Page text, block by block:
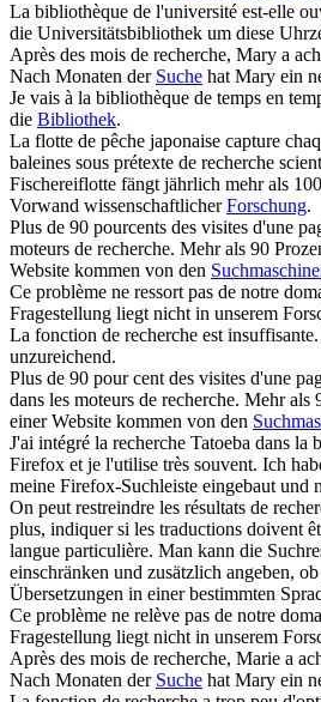
La bibliothèque de l'université est-elle
die Universitätsbibliothek um diese
Après des mois de recherche, Mary a
Nach Monaten der Suche hat Mary ein
Je vais à la bibliothèque de temps en
die Bibliothek.
La flotte de pêche japonaise capture
baleines sous prétexte de recherche
Fischereiflotte fängt jährlich mehr als
Vorwand wissenschaftlicherForschung.
Plus de 90 pourcents des visites d'une
moteurs de recherche. Mehr als 90
Website kommen von den
Ce problème ne ressort pas de notre
Fragestellung liegt nicht in unserem
La fonction de recherche est insuffisante.
unzureichend.
Plus de 90 pour cent des visites d'une
dans les moteurs de recherche. Mehr als
einer Website kommen von den
J'ai intégré la recherche Tatoeba dans la
Firefox et je l'utilise très souvent. Ich
meine Firefox-Suchleiste eingebaut und
On peut restreindre les résultats de
plus, indiquer si les traductions doivent
langue particulière. Man kann die
einschränken und zusätzlich angeben,
Übersetzungen in einer bestimmten
Ce problème ne relève pas de notre
Fragestellung liegt nicht in unserem
Après des mois de recherche, Marie a
Nach Monaten der Suche hat Mary ein